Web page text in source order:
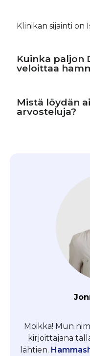
Klinikan sijainti on
Kuinka paljon
veloittaa
Mistä löydän
arvosteluja?
Moikka! Mun
kirjoittajana
lähtien.